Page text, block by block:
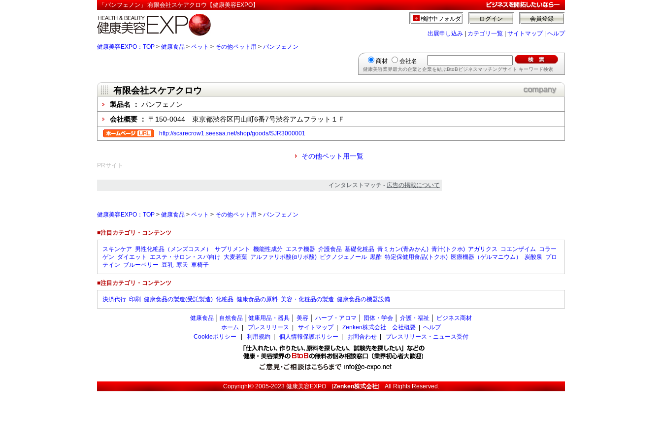
「パンフェノン」:有限会社スケアクロウ【健康美容EXPO】
会員登録
ログイン
検討中フォルダ
出展申し込み カテゴリ一覧 サイトマップ| ヘルプ
健康美容EXPO：TOP > 健康食品 > ペット > その他ペット用 > パンフェノン
商材 会社名
健康美容業界最大の企業と企業を結ぶBtoBビジネスマッチングサイト キーワード検索
有限会社スケアクロウ
製品名 ： パンフェノン
会社概要 ： 〒150-0044 東京都渋谷区円山町6番7号渋谷アムフラット１Ｆ
http://scarecrow1.seesaa.net/shop/goods/SJR3000001
その他ペット用一覧
PRサイト
インタレストマッチ - 広告の掲載について
健康美容EXPO：TOP > 健康食品 > ペット > その他ペット用 > パンフェノン
■注目カテゴリ・コンテンツ
スキンケア 男性化粧品（メンズコスメ） サプリメント 機能性成分 エステ機器 介護食品 基礎化粧品 青ミカン(青みかん) 青汁(トクホ) アガリクス コエンザイム コラー
ゲン ダイエット エステ・サロン・スパ向け 大麦若葉 アルファリポ酸(αリポ酸) ピクノジェノール 黒酢 特定保健用食品(トクホ) 医療機器（ゲルマニウム） 炭酸泉 プロ
テイン ブルーベリー 豆乳 寒天 車椅子
■注目カテゴリ・コンテンツ
決済代行 印刷 健康食品の製造(受託製造) 化粧品 健康食品の原料 美容・化粧品の製造 健康食品の機器設備
健康食品 自然食品 健康用品・器具 美容 ハーブ・アロマ 団体・学会 介護・福祉
ビジネス商材
ホーム
プレスリリース サイトマップ| Zenken株式会社 会社概要
ヘルプ
Cookieポリシー
利用規約 個人情報保護ポリシー お問合わせ プレスリリース・ニュース受付
Copyright© 2005-2023健康美容EXPO[Zenken株式会社] All Rights Reserved.